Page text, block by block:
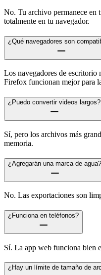
No. Tu archivo permanece en
totalmente en tu navegador.
¿Qué navegadores son
Los navegadores de
Firefox funcionan mejor para
¿Puedo convertir videos largos?
Sí, pero los archivos más
memoria.
¿Agregarán una marca de agua?
No. Las exportaciones son
¿Funciona en teléfonos?
Sí. La app web funciona bien
¿Hay un límite de tamaño de